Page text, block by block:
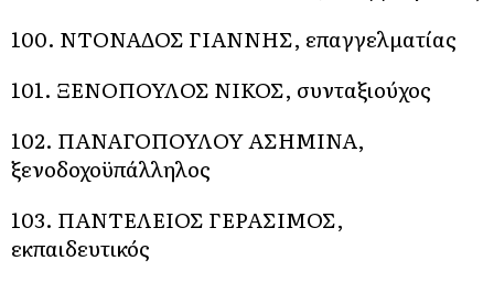
100. ΝΤΟΝΑΔΟΣ ΓΙΑΝΝΗΣ, επαγγελματίας
101. ΞΕΝΟΠΟΥΛΟΣ ΝΙΚΟΣ, συνταξιούχος
102. ΠΑΝΑΓΟΠΟΥΛΟΥ ΑΣΗΜΙΝΑ,
ξενοδοχοϋπάλληλος
103. ΠΑΝΤΕΛΕΙΟΣ ΓΕΡΑΣΙΜΟΣ,
εκπαιδευτικός